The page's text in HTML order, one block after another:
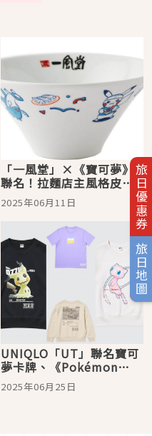
旅日優惠券
旅日地圖
「一風堂」×《寶可夢》
聯名！拉麵店主風格皮卡
丘有田燒拉麵碗、湯匙將
於福岡寶可夢中心登場！
2025年06月11日
UNIQLO「UT」聯名寶可
夢卡牌、《Pokémon
TCG Pocket》，超萌T恤
登場！
2025年06月25日